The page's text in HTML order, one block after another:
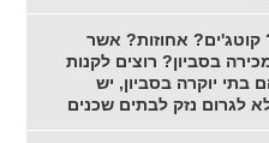
קוטג'ים? אחוזות? אשר
בסביון? רוצים לקנות
בתי יוקרה בסביון, יש
לגרום נזק לבתים שכנים